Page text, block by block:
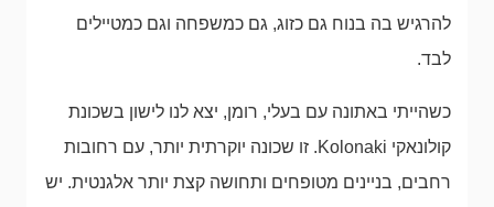
להרגיש בה בנוח גם כזוג, גם כמשפחה וגם כמטיילים
לבד.
כשהייתי באתונה עם בעלי, רומן, יצא לנו לישון בשכונת
קולונאקי Kolonaki. זו שכונה יוקרתית יותר, עם רחובות
רחבים, בניינים מטופחים ותחושה קצת יותר אלגנטית. יש